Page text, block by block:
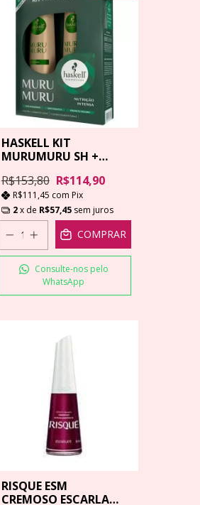
HASKELL KIT
MURUMURU SH +
R$153,80 R$114,90
R$111,45 com Pix
2x de R$57,45 sem juros
COMPRAR
Consulte-nos pelo
WhatsApp
RISQUE ESM
CREMOSO ESCARLATE